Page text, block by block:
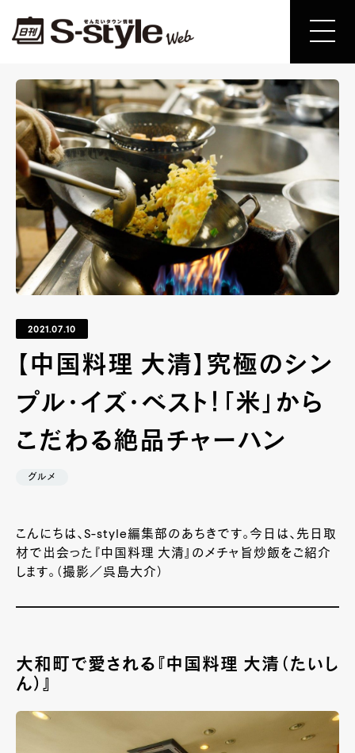
2021.07.10
【中国料理 大清】究極のシン
プル・イズ・ベスト！「米」から
こだわる絶品チャーハン
グルメ
こんにちは、S-style編集部のあちきです。今日は、先日取
材で出会った『中国料理 大清』のメチャ旨炒飯をご紹介
します。（撮影／呉島大介）
大和町で愛される『中国料理 大清（たいし
ん）』